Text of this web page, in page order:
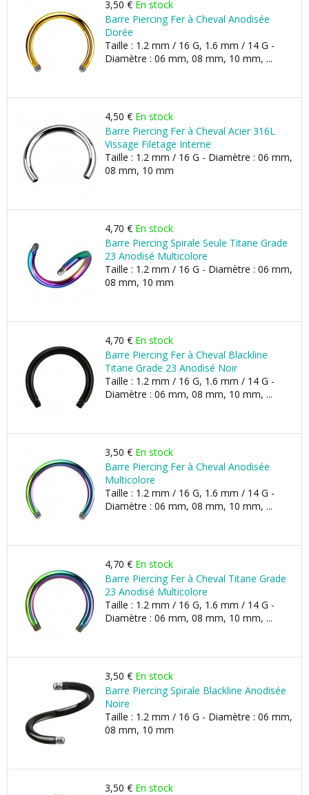
3,50 € En stock
Barre Piercing Fer à Cheval Anodisée
Dorée
Taille : 1.2 mm / 16 G, 1.6 mm / 14 G -
Diamètre : 06 mm, 08 mm, 10 mm, ...
4,50 € En stock
Barre Piercing Fer à Cheval Acier 316L
Vissage Filetage Interne
Taille : 1.2 mm / 16 G - Diamètre : 06 mm,
08 mm, 10 mm
4,70 € En stock
Barre Piercing Spirale Seule Titane Grade
23 Anodisé Multicolore
Taille : 1.2 mm / 16 G - Diamètre : 06 mm,
08 mm, 10 mm
4,70 € En stock
Barre Piercing Fer à Cheval Blackline
Titane Grade 23 Anodisé Noir
Taille : 1.2 mm / 16 G, 1.6 mm / 14 G -
Diamètre : 06 mm, 08 mm, 10 mm, ...
3,50 € En stock
Barre Piercing Fer à Cheval Anodisée
Multicolore
Taille : 1.2 mm / 16 G, 1.6 mm / 14 G -
Diamètre : 06 mm, 08 mm, 10 mm, ...
4,70 € En stock
Barre Piercing Fer à Cheval Titane Grade
23 Anodisé Multicolore
Taille : 1.2 mm / 16 G, 1.6 mm / 14 G -
Diamètre : 06 mm, 08 mm, 10 mm, ...
3,50 € En stock
Barre Piercing Spirale Blackline Anodisée
Noire
Taille : 1.2 mm / 16 G - Diamètre : 06 mm,
08 mm, 10 mm
3,50 € En stock